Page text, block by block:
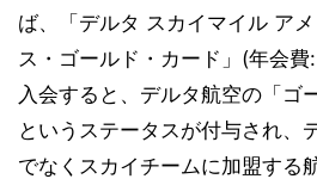
ば、「デルタ スカイマイル ア
ス・ゴールド・カード」(年会
入会すると、デルタ航空の「ゴ
というステータスが付与され、
でなくスカイチームに加盟する